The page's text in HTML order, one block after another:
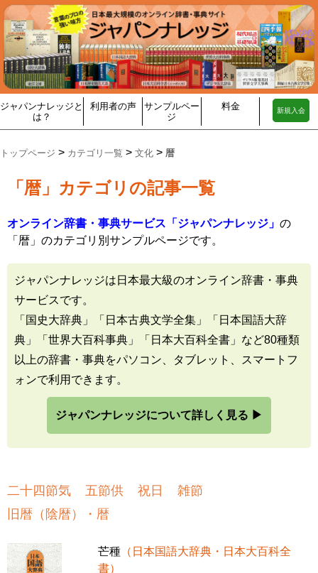
ジャパンナレッジと
は？
利用者の声
サンプルペー
ジ
料金 新規入会
トップページ > カテゴリ一覧 > 文化 > 暦
「暦」カテゴリの記事一覧
オンライン辞書・事典サービス「ジャパンナレッジ」 の
「暦」のカテゴリ別サンプルページです。
ジャパンナレッジは日本最大級のオンライン辞書・事典
サービスです。
「国史大辞典」「日本古典文学全集」「日本国語大辞
典」「世界大百科事典」「日本大百科全書」など80種類
以上の辞書・事典をパソコン、タブレット、スマートフ
ォンで利用できます。
ジャパンナレッジについて詳しく見る ▶
二十四節気 五節供 祝日
雑節
旧暦（陰暦）・暦
芒種 （日本国語大辞典・日本大百科全
書）